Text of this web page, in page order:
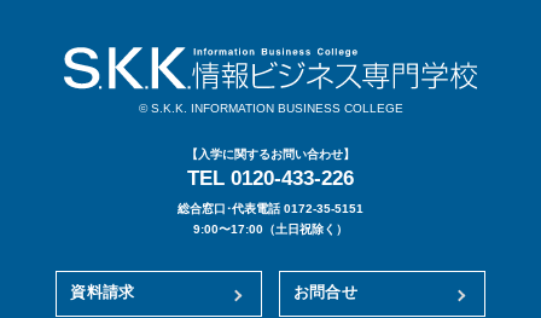
© S.K.K. INFORMATION BUSINESS COLLEGE
【入学に関するお問い合わせ】
TEL 0120-433-226
総合窓口･代表電話 0172-35-5151
9:00〜17:00（土日祝除く）
資料請求 お問合せ